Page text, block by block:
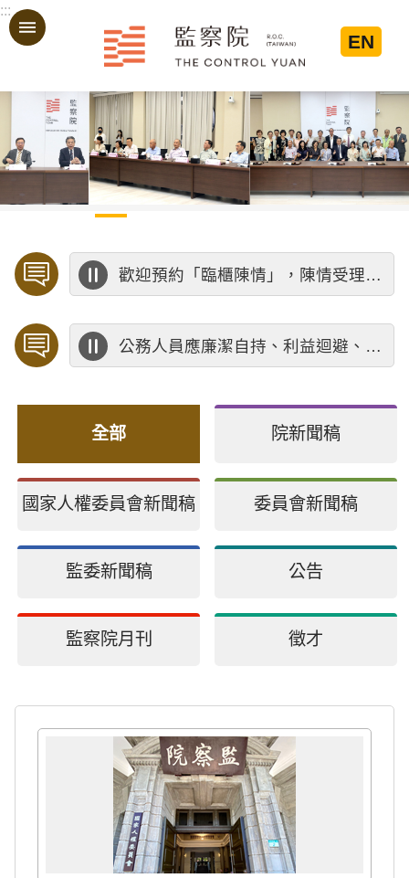
跳到主要內容區塊
:::
EN
歡迎預約「臨櫃陳情」，陳情受理中心將優先排定人員與您接談，釐清案情爭點後收案處理，以節省您的寶貴時間。
公務人員應廉潔自持、利益迴避、依法公正執行公務～考試院公務人員保障暨培訓委員會～
全部 院新聞稿
國家人權委員會新聞稿 委員會新聞稿
監委新聞稿 公告
監察院月刊 徵才